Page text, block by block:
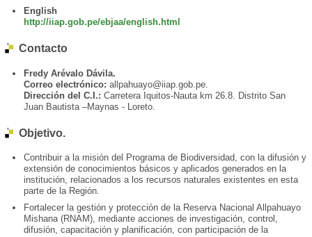
English
http://iiap.gob.pe/ebjaa/english.html
Contacto
Fredy Arévalo Dávila.
Correo electrónico: allpahuayo@iiap.gob.pe.
Dirección del C.I.: Carretera Iquitos-Nauta km 26.8. Distrito San
Juan Bautista –Maynas - Loreto.
Objetivo.
Contribuir a la misión del Programa de Biodiversidad, con la difusión y
extensión de conocimientos básicos y aplicados generados en la
institución, relacionados a los recursos naturales existentes en esta
parte de la Región.
Fortalecer la gestión y protección de la Reserva Nacional Allpahuayo
Mishana (RNAM), mediante acciones de investigación, control,
difusión, capacitación y planificación, con participación de la